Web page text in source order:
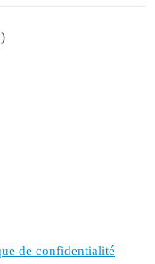
de confidentialité